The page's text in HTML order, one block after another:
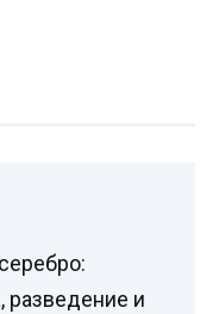
разведение и